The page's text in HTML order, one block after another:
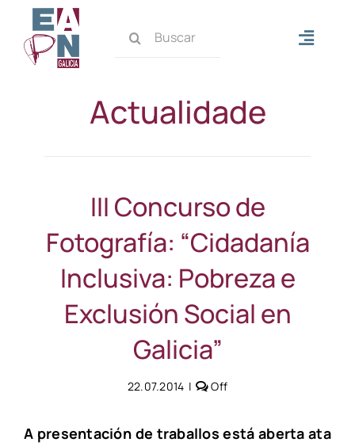
content
Search
Toggle
Actualidade
Contacto
Actualidade
III Concurso de
Fotografía: “Cidadanía
Inclusiva: Pobreza e
Exclusión Social en
Galicia”
22.07.2014 | OffComments
III
A presentación de traballos está aberta ata